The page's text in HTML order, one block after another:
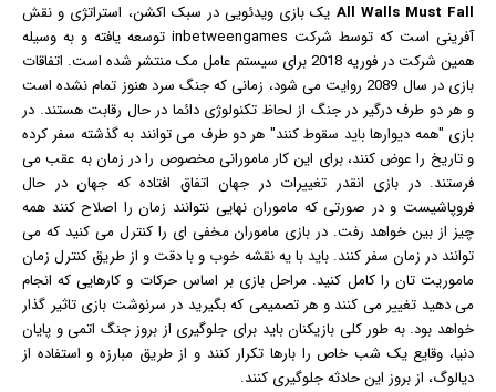
All Walls Must Fall یکبازی ویدئویی در سبک اکشن، استراتژی و نقش
آفرینی است که توسط شرکت inbetweengames توسعه یافته و به وسیله
همین شرکت در فوریه 2018 برای سیستم عامل مک منتشر شده است. اتفاقات
بازی در سال 2089 روایت می شود، زمانی که جنگ سرد هنوز تمام نشده است
و هر دو طرف درگیر در جنگ از لحاظ تکنولوژی دائما در حال رقابت هستند. در
بازی "همه دیوارها باید سقوط کنند" هر دو طرف می توانند به گذشته سفر کرده
و تاریخ را عوض کنند، برای این کار مامورانی مخصوص را در زمان به عقب می
فرستند. در بازی انقدر تغییرات در جهان اتفاق افتاده که جهان در حال
فروپاشیست و در صورتی که ماموران نهایی نتوانند زمان را اصلاح کنند همه
چیز از بین خواهد رفت. در بازی ماموران مخفی ای را کنترل می کنید که می
توانند در زمان سفر کنند. باید با یه نقشه خوب و با دقت و از طریق کنترل زمان
ماموریت تان را کامل کنید. مراحل بازی بر اساس حرکات و کارهایی که انجام
می دهید تغییر می کنند و هر تصمیمی که بگیرید در سرنوشت بازی تاثیر گذار
خواهد بود. به طور کلی بازیکنان باید برای جلوگیری از بروز جنگ اتمی و پایان
دنیا، وقایع یک شب خاص را بارها تکرار کنند و از طریق مبارزه و استفاده از
دیالوگ، از بروز این حادثه جلوگیری کنند.